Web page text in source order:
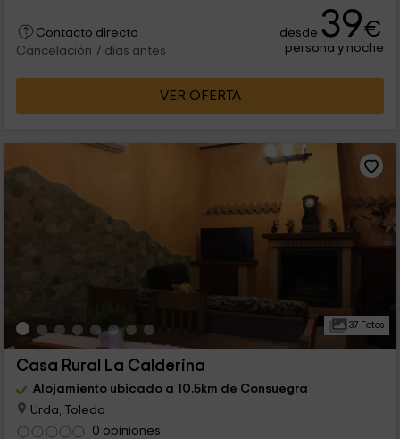
Contacto directo
Cancelación 7 días antes
desde 39€
persona y noche
VER OFERTA
37 Fotos
Casa Rural La Calderina
Alojamiento ubicado a 10.5km de Consuegra
Urda, Toledo
0 opiniones